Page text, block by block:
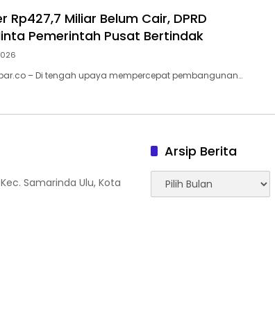
Rp427,7 Miliar Belum Cair, DPRD
Pemerintah Pusat Bertindak
– Di tengah upaya mempercepat pembangunan…
Samarinda Ulu, Kota
Arsip Berita
Arsip
Berita